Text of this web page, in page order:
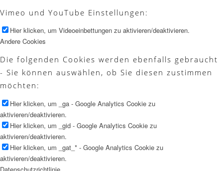
Vimeo und YouTube Einstellungen:
Hier klicken, um Videoeinbettungen zu aktivieren/deaktivieren.
Andere Cookies
Die folgenden Cookies werden ebenfalls gebraucht
- Sie können auswählen, ob Sie diesen zustimmen
möchten:
Hier klicken, um _ga - Google Analytics Cookie zu
aktivieren/deaktivieren.
Hier klicken, um _gid - Google Analytics Cookie zu
aktivieren/deaktivieren.
Hier klicken, um _gat_* - Google Analytics Cookie zu
aktivieren/deaktivieren.